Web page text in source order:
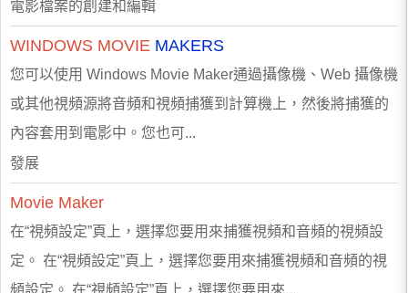
電影檔案的創建和編輯
WINDOWS MOVIE MAKERS
您可以使用 Windows Movie Maker通過攝像機、Web 攝像機
或其他視頻源將音頻和視頻捕獲到計算機上，然後將捕獲的
內容套用到電影中。您也可...
發展
Movie Maker
在“視頻設定”頁上，選擇您要用來捕獲視頻和音頻的視頻設
定。 在“視頻設定”頁上，選擇您要用來捕獲視頻和音頻的視
頻設定。 在“視頻設定”頁上，選擇您要用來...